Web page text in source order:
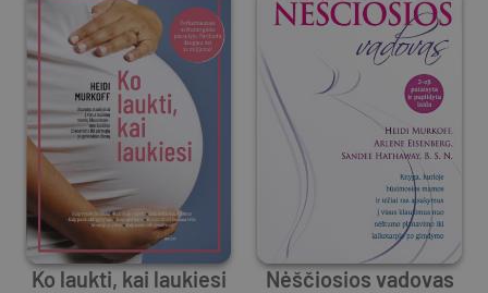
Ko laukti, kai laukiesi Nėščiosios vadovas